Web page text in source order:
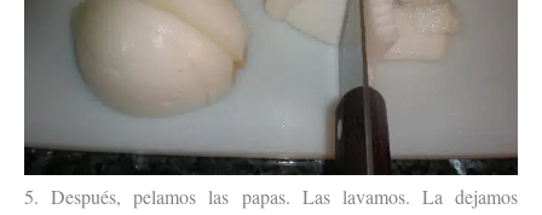
5. Después, pelamos las papas. Las lavamos. La dejamos